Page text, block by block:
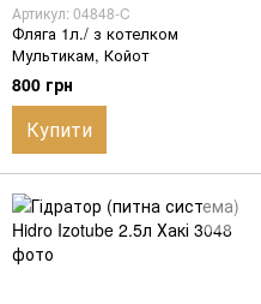
Артикул: 04848-C
Фляга 1л./ з котелком
Мультикам, Койот
800 грн
Купити